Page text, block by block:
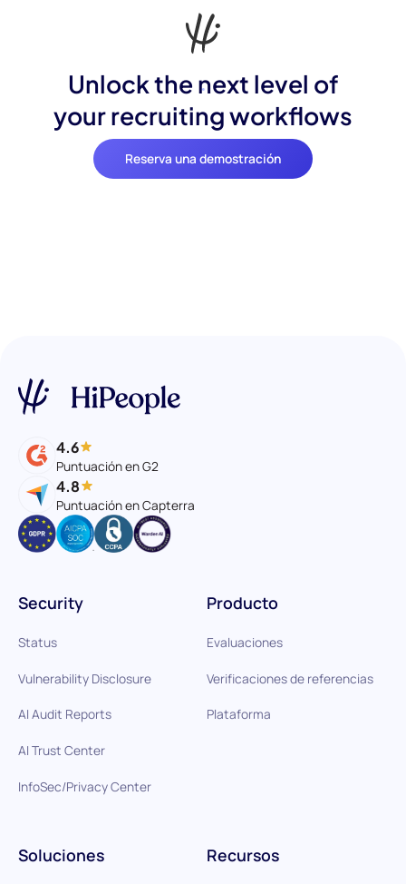
Unlock the next level of
your recruiting workflows
Reserva una demostración
4.6
Puntuación en G2
4.8
Puntuación en Capterra
Producto
Evaluaciones
Verificaciones de referencias
Plataforma
Soluciones Recursos
Security
Status
Vulnerability Disclosure
AI Audit Reports
AI Trust Center
InfoSec/Privacy Center